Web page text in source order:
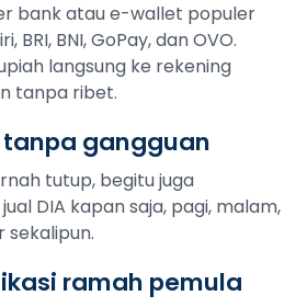
bank atau e-wallet populer
BRI, BNI, GoPay, dan OVO.
langsung ke rekening
tanpa ribet.
gangguan
tutup, begitu juga
DIA kapan saja, pagi, malam,
sekalipun.
ramah pemula